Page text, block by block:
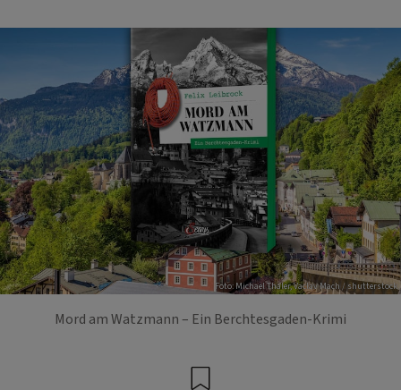
Foto: Michael Thaler, Vaclav Mach / shutterstock
Mord am Watzmann – Ein Berchtesgaden-Krimi